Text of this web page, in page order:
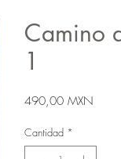
Camino
1
490,00 MXNPrecio
Cantidad *